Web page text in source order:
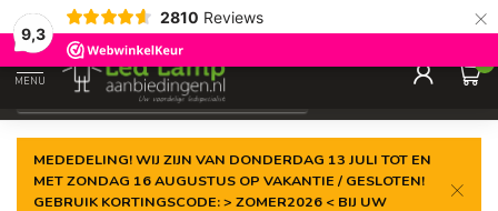
9,3
2810 Reviews ×
Gegarandeerde delaagste prijs
MENU
0
MEDEDELING! WIJ ZIJN VAN DONDERDAG 13 JULI TOT EN
MET ZONDAG 16 AUGUSTUS OP VAKANTIE / GESLOTEN!
GEBRUIK KORTINGSCODE: > ZOMER2026 < BIJ UW